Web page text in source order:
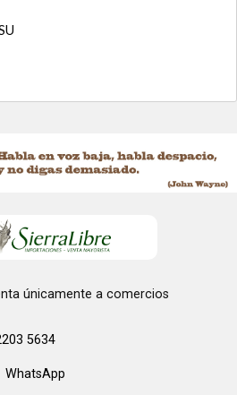
únicamente a comercios
5634
WhatsApp